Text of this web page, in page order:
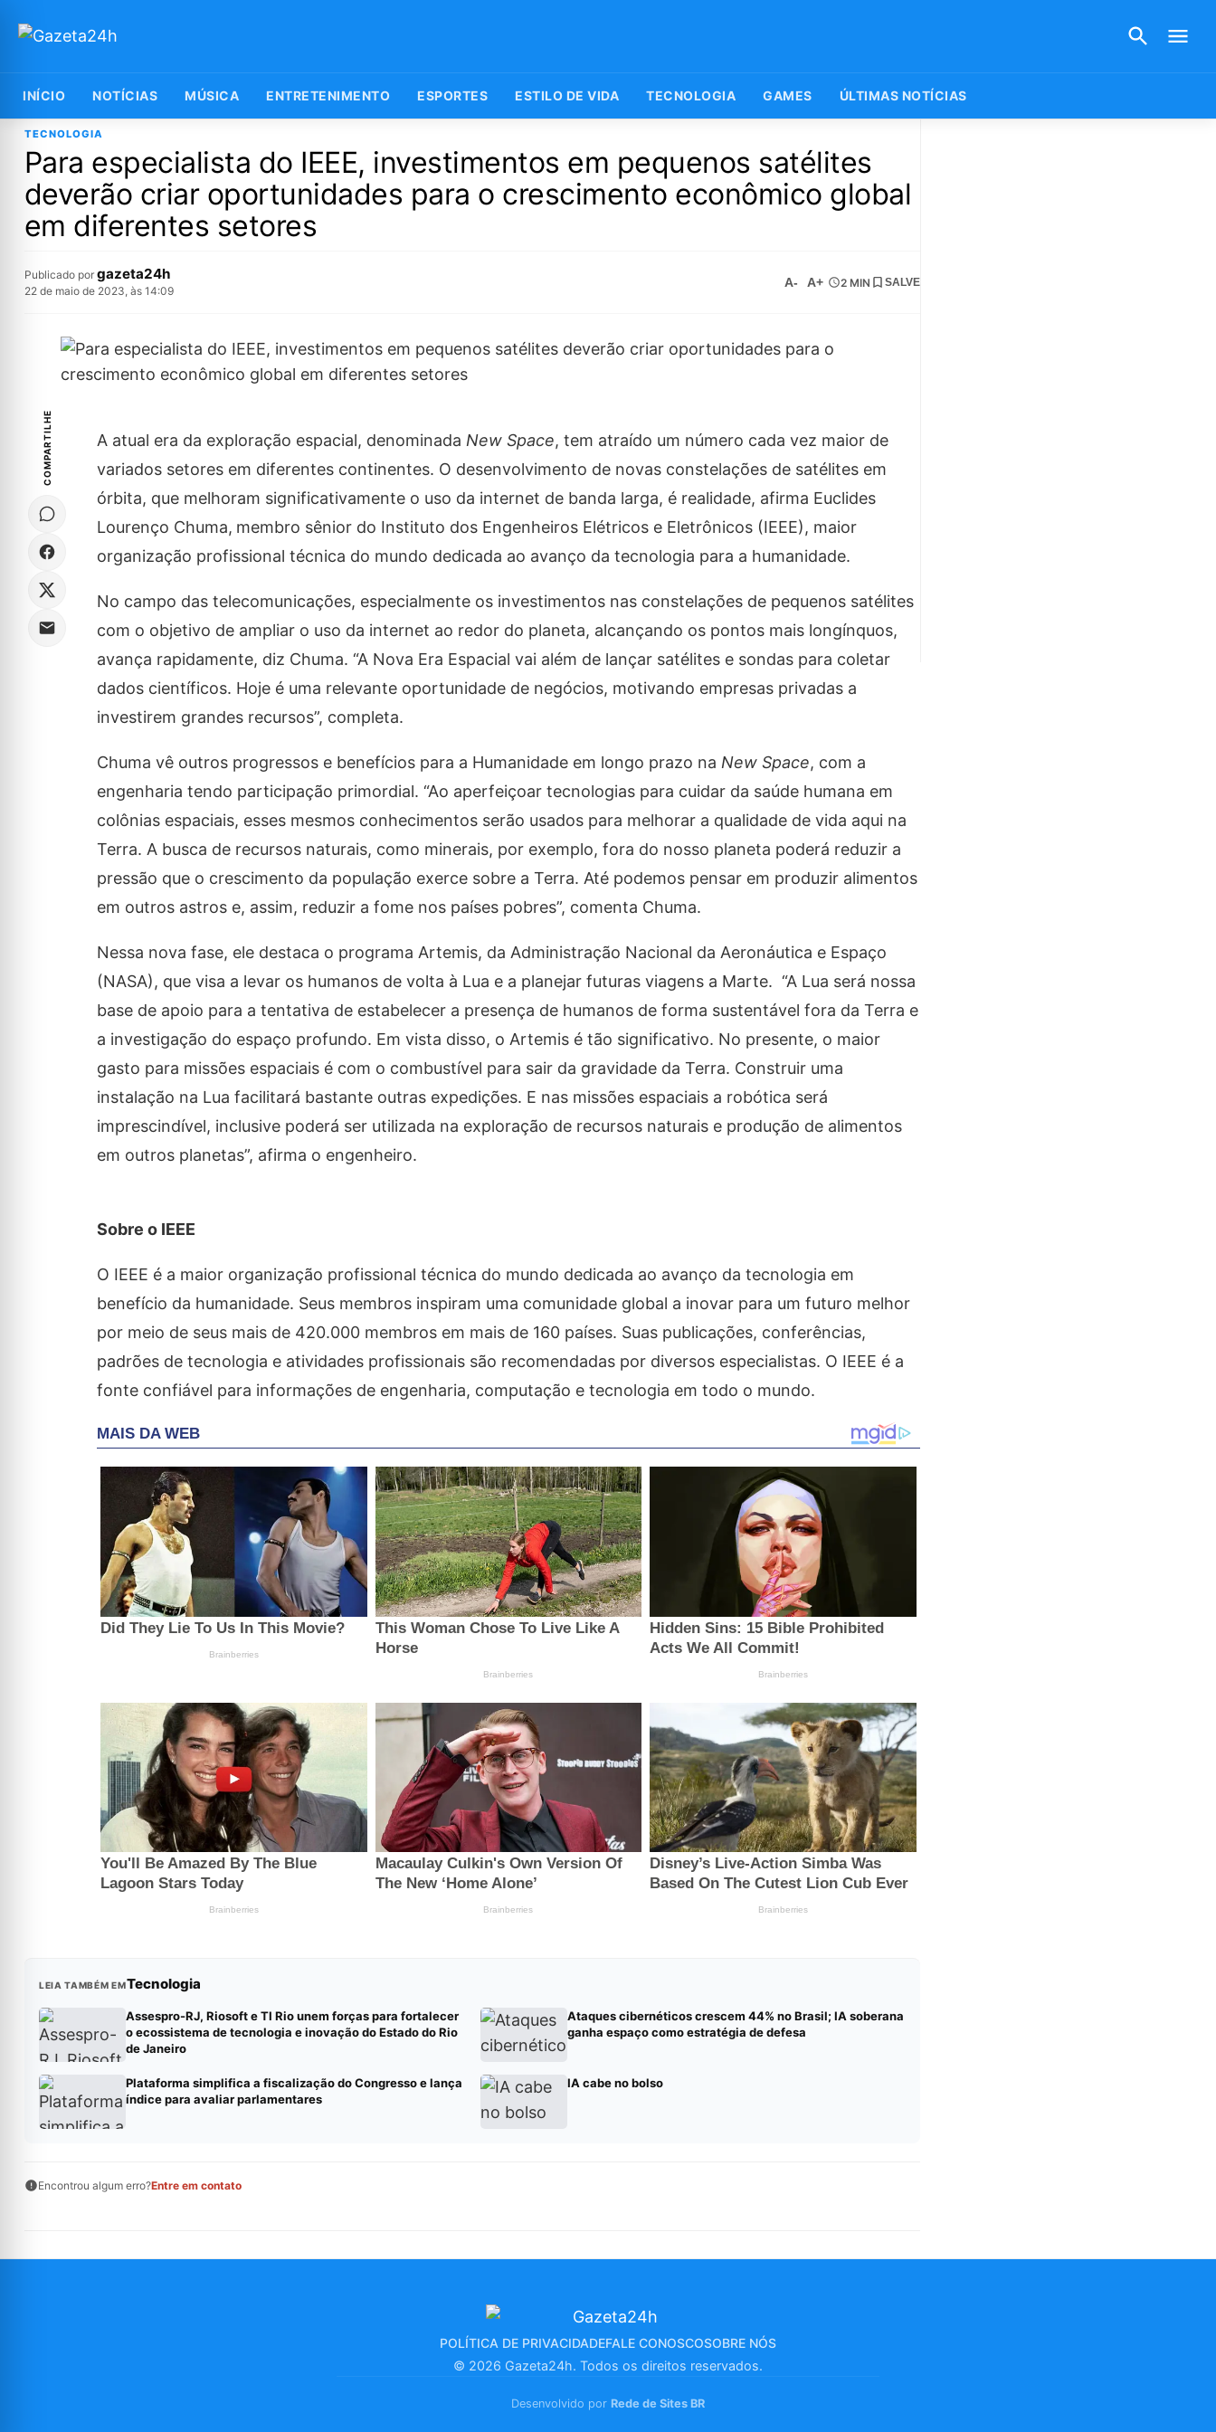
INÍCIO NOTÍCIAS MÚSICA ENTRETENIMENTO ESPORTES ESTILO DE VIDA TECNOLOGIA GAMES ÚLTIMAS NOTÍCIAS
TECNOLOGIA
Para especialista do IEEE, investimentos em pequenos satélites
deverão criar oportunidades para o crescimento econômico global
em diferentes setores
Publicado por gazeta24h
22 de maio de 2023, às 14:09
A- A+ 2 MIN SALVE
COMPARTILHE A atual era da exploração espacial, denominada New Space, tem atraído um número cada vez maior de
variados setores em diferentes continentes. O desenvolvimento de novas constelações de satélites em
órbita, que melhoram significativamente o uso da internet de banda larga, é realidade, afirma Euclides
Lourenço Chuma, membro sênior do Instituto dos Engenheiros Elétricos e Eletrônicos (IEEE), maior
organização profissional técnica do mundo dedicada ao avanço da tecnologia para a humanidade.
No campo das telecomunicações, especialmente os investimentos nas constelações de pequenos satélites
com o objetivo de ampliar o uso da internet ao redor do planeta, alcançando os pontos mais longínquos,
avança rapidamente, diz Chuma. “A Nova Era Espacial vai além de lançar satélites e sondas para coletar
dados científicos. Hoje é uma relevante oportunidade de negócios, motivando empresas privadas a
investirem grandes recursos”, completa.
Chuma vê outros progressos e benefícios para a Humanidade em longo prazo na New Space, com a
engenharia tendo participação primordial. “Ao aperfeiçoar tecnologias para cuidar da saúde humana em
colônias espaciais, esses mesmos conhecimentos serão usados para melhorar a qualidade de vida aqui na
Terra. A busca de recursos naturais, como minerais, por exemplo, fora do nosso planeta poderá reduzir a
pressão que o crescimento da população exerce sobre a Terra. Até podemos pensar em produzir alimentos
em outros astros e, assim, reduzir a fome nos países pobres”, comenta Chuma.
Nessa nova fase, ele destaca o programa Artemis, da Administração Nacional da Aeronáutica e Espaço
(NASA), que visa a levar os humanos de volta à Lua e a planejar futuras viagens a Marte. “A Lua será nossa
base de apoio para a tentativa de estabelecer a presença de humanos de forma sustentável fora da Terra e
a investigação do espaço profundo. Em vista disso, o Artemis é tão significativo. No presente, o maior
gasto para missões espaciais é com o combustível para sair da gravidade da Terra. Construir uma
instalação na Lua facilitará bastante outras expedições. E nas missões espaciais a robótica será
imprescindível, inclusive poderá ser utilizada na exploração de recursos naturais e produção de alimentos
em outros planetas”, afirma o engenheiro.
Sobre o IEEE
O IEEE é a maior organização profissional técnica do mundo dedicada ao avanço da tecnologia em
benefício da humanidade. Seus membros inspiram uma comunidade global a inovar para um futuro melhor
por meio de seus mais de 420.000 membros em mais de 160 países. Suas publicações, conferências,
padrões de tecnologia e atividades profissionais são recomendadas por diversos especialistas. O IEEE é a
fonte confiável para informações de engenharia, computação e tecnologia em todo o mundo.
LEIA TAMBÉM EMTecnologia
Assespro-RJ, Riosoft e TI Rio unem forças para fortalecer
o ecossistema de tecnologia e inovação do Estado do Rio
de Janeiro
Ataques cibernéticos crescem 44% no Brasil; IA soberana
ganha espaço como estratégia de defesa
Plataforma simplifica a fiscalização do Congresso e lança
índice para avaliar parlamentares
IA cabe no bolso
Encontrou algum erro?Entre em contato
POLÍTICA DE PRIVACIDADEFALE CONOSCOSOBRE NÓS
© 2026 Gazeta24h. Todos os direitos reservados.
Desenvolvido por Rede de Sites BR